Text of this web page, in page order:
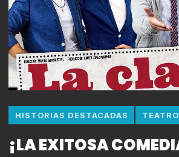
HISTORIAS DESTACADAS TEATRO
¡LA EXITOSA